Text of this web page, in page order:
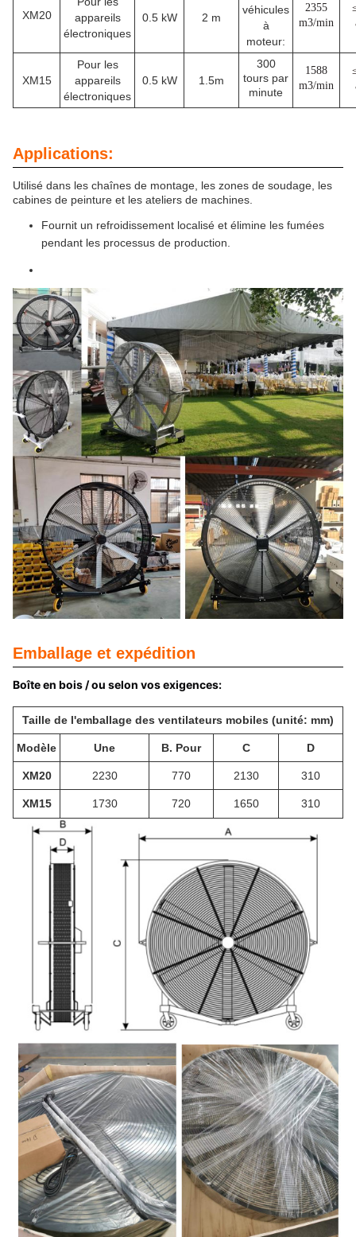
XM20
appareils
électroniques
0.5 kW 2 m
véhicules
à
moteur:
2355
m3/min
XM15
Pour les
appareils
électroniques
0.5 kW 1.5m
300
tours par
minute
1588
m3/min
Applications:
Utilisé dans les chaînes de montage, les zones de soudage, les
cabines de peinture et les ateliers de machines.
Fournit un refroidissement localisé et élimine les fumées
pendant les processus de production.
Emballage et expédition
Boîte en bois / ou selon vos exigences:
Taille de l'emballage des ventilateurs mobiles (unité: mm)
Modèle Une B. Pour C D
XM20 2230 770 2130 310
XM15 1730 720 1650 310